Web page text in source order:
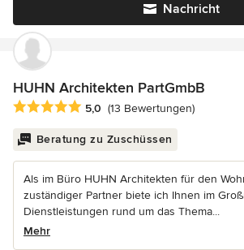
Nachricht
HUHN Architekten PartGmbB
Durchschnittliche Bewertung: 5 von 5
5,0 (13 Bewertungen)
Beratung zu Zuschüssen
Als im Büro HUHN Architekten für den
zuständiger Partner biete ich Ihnen im
Dienstleistungen rund um das Thema...
Mehr